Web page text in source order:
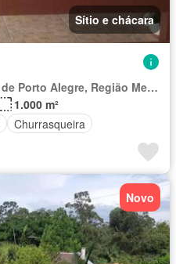
Sítio e chácara
Região Geográfica Imediata de Porto Alegre, Região Metropolitana de Porto Alegre
1.000 m²
Churrasqueira
Novo